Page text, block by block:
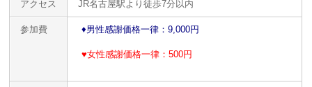
アクセス JR名古屋駅より徒歩7分以内
参加費 ♦️男性感謝価格一律：9,000円
♥女性感謝価格一律：500円